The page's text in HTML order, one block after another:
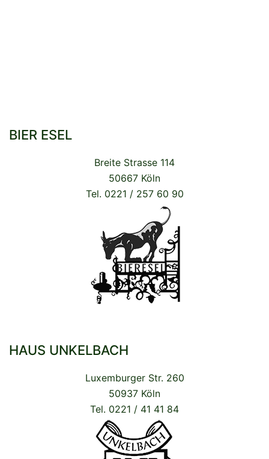
BIER ESEL
Breite Strasse 114
50667 Köln
Tel. 0221 / 257 60 90
HAUS UNKELBACH
Luxemburger Str. 260
50937 Köln
Tel. 0221 / 41 41 84